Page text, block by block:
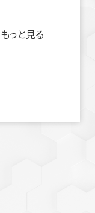
もっと見る